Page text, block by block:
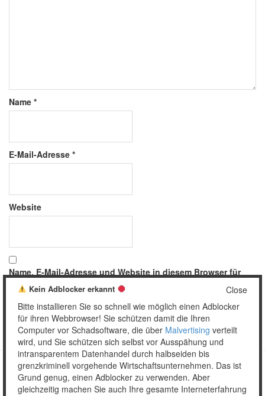
Name *
E-Mail-Adresse *
Website
Name, E-Mail-Adresse und Website in diesem Browser für
meinen nächsten Kommentar speichern.
Copyright © 2026 Unser täglich Spam.
MobileWordPress Theme by themehall.com
Close
Kein Adblocker erkannt
Bitte installieren Sie so schnell wie möglich einen Adblocker
für ihren Webbrowser! Sie schützen damit die Ihren
Computer vor Schadsoftware, die über Malvertising verteilt
wird, und Sie schützen sich selbst vor Ausspähung und
intransparentem Datenhandel durch halbseiden bis
grenzkriminell vorgehende Wirtschaftsunternehmen. Das ist
Grund genug, einen Adblocker zu verwenden. Aber
gleichzeitig machen Sie auch Ihre gesamte Interneterfahrung